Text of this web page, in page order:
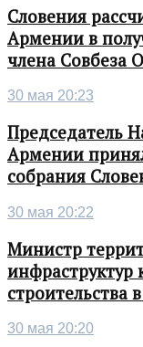
Словения
Армении в
члена Совбеза
30 мая 20:23
Председатель
Армении
собрания
30 мая 20:22
Министр
инфраструктур
30 мая 20:20